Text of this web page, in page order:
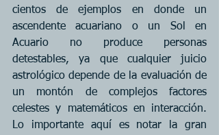
cientos de ejemplos en donde un
ascendente acuariano o un Sol en
Acuario no produce personas
detestables, ya que cualquier juicio
astrológico depende de la evaluación de
un montón de complejos factores
celestes y matemáticos en interacción.
Lo importante aquí es notar la gran